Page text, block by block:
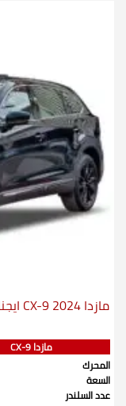
مازدا CX-9 2024 ايجنايت خليجي
مازدا CX-9
المحرك
السعة
عدد السلندر